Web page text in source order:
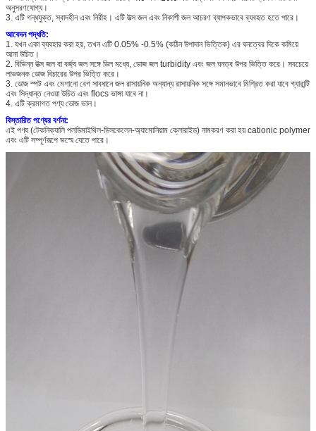
অনুসরণযোগ্য।
3. এটি গন্ধযুক্ত, স্বাদহীন এবং নিরীহ। এটি উত্স জল এবং নিকাশী জল আচরণ ব্যাপকভাবে ব্যবহৃত হতে পারে।
আবেদন পদ্ধতি:
1. যখন একা ব্যবহার করা হয়, তখন এটি 0.05% -0.5% (কঠিন উপাদান ভিত্তিক) এর ঘনত্বের দিকে কমিয়ে
আনা উচিত।
2. বিভিন্ন উত্স জল বা বর্জ্য জল সঙ্গে ডিল মধ্যে, ডোজ জল turbidity এবং জল ঘনত্ব উপর ভিত্তি করে। সবচেয়ে
লাভজনক ডোজ বিচারের উপর ভিত্তি করে।
3. ডোজ স্পট এবং মেশানো বেগ সাবধানে জল রাসায়নিক অন্যান্য রাসায়নিক সঙ্গে সমানভাবে মিশ্রিত করা যাবে গ্যারান্টি
এবং সিদ্ধান্ত নেওয়া উচিত এবং flocs ভাঙ্গা যাবে না।
4. এটি ক্রমাগত পণ্য ডোজ ভাল।
বিস্তারিত পণ্যের বর্ণনা:
এই পণ্য (টেকনিক্যালি পলডিমাইথিল-ডিসকেলেন-অ্যামোনিয়াম ক্লোরাইড) নামকরণ করা হয় cationic polymer
এবং এটি সম্পূর্ণরূপে ভস্মে যেতে পারে।